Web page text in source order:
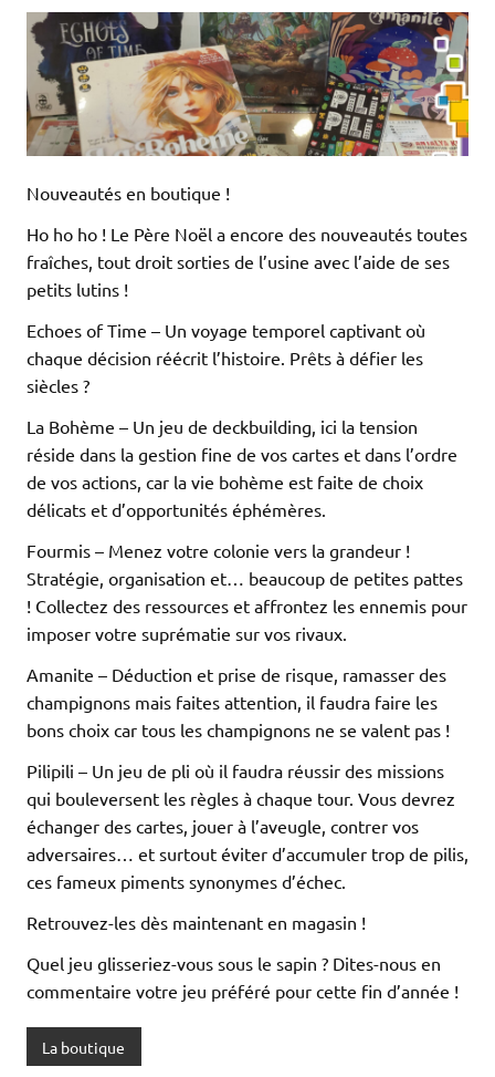
Nouveautés en boutique !
Ho ho ho ! Le Père Noël a encore des nouveautés toutes
fraîches, tout droit sorties de l’usine avec l’aide de ses
petits lutins !
Echoes of Time – Un voyage temporel captivant où
chaque décision réécrit l’histoire. Prêts à défier les
siècles ?
La Bohème – Un jeu de deckbuilding, ici la tension
réside dans la gestion fine de vos cartes et dans l’ordre
de vos actions, car la vie bohème est faite de choix
délicats et d’opportunités éphémères.
Fourmis – Menez votre colonie vers la grandeur !
Stratégie, organisation et… beaucoup de petites pattes
! Collectez des ressources et affrontez les ennemis pour
imposer votre suprématie sur vos rivaux.
Amanite – Déduction et prise de risque, ramasser des
champignons mais faites attention, il faudra faire les
bons choix car tous les champignons ne se valent pas !
Pilipili – Un jeu de pli où il faudra réussir des missions
qui bouleversent les règles à chaque tour. Vous devrez
échanger des cartes, jouer à l’aveugle, contrer vos
adversaires… et surtout éviter d’accumuler trop de pilis,
ces fameux piments synonymes d’échec.
Retrouvez-les dès maintenant en magasin !
Quel jeu glisseriez-vous sous le sapin ? Dites-nous en
commentaire votre jeu préféré pour cette fin d’année !
La boutique